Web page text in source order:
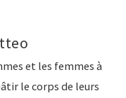
et les femmes à
le corps de leurs